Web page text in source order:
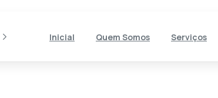
Inicial Quem Somos Serviços